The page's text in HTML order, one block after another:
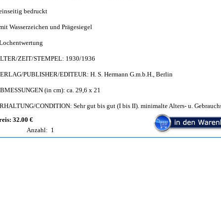
bedruckt
Wasserzeichen und Prägesiegel
ZEIT/STEMPEL: 1930/1936
PUBLISHER/EDITEUR: H. S. Hermann G.m.b.H., Berlin
(in cm): ca. 29,6 x 21
CONDITION: Sehr gut bis gut (I bis II). minimalte Alters- u.
32.00 €
Anzahl: 1